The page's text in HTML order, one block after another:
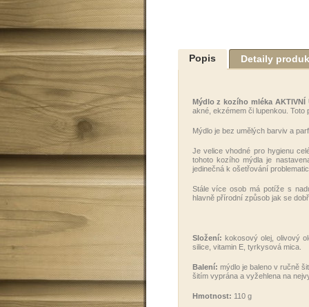
Popis Detaily
Mýdlo z kozího mléka AKTIVNÍ
akné, ekzémem či lupenkou.
Mýdlo je bez umělých barviv a
Je velice vhodné pro hygienu
tohoto kozího mýdla je
jedinečná k ošetřování
Stále více osob má potíže s
hlavně přírodní způsob jak se
Složení: kokosový olej, olivový
silice, vitamin E, tyrkysová mica.
Balení: mýdlo je baleno v ručně
šitím vyprána a vyžehlena na
Hmotnost: 110 g